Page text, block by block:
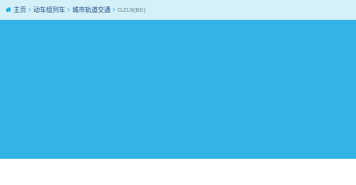
主页 动车组列车 城市轨道交通 GZL9(B6)